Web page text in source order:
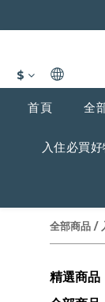
$
首頁 全
入住必買好
全部商品 /
精選商品